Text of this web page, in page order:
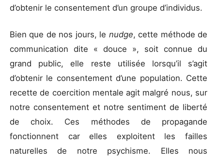
d’obtenir le consentement d’un groupe d’individus.
Bien que de nos jours, le nudge, cette méthode de
communication dite « douce », soit connue du
grand public, elle reste utilisée lorsqu’il s’agit
d’obtenir le consentement d’une population. Cette
recette de coercition mentale agit malgré nous, sur
notre consentement et notre sentiment de liberté
de choix. Ces méthodes de propagande
fonctionnent car elles exploitent les failles
naturelles de notre psychisme. Elles nous